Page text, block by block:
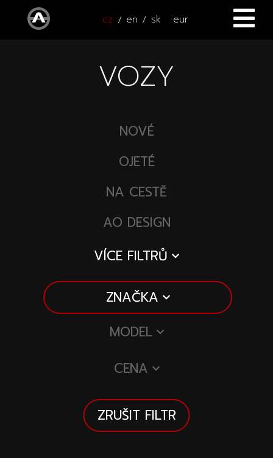
cz en sk eur
Autooutlet Design
Vozy na cestě
Wheel Pros
Archiv
VOZY
NOVÉ
OJETÉ
NA CESTĚ
AO DESIGN
VÍCE FILTRŮ
ZNAČKA
MODEL
CENA
ZRUŠIT FILTR